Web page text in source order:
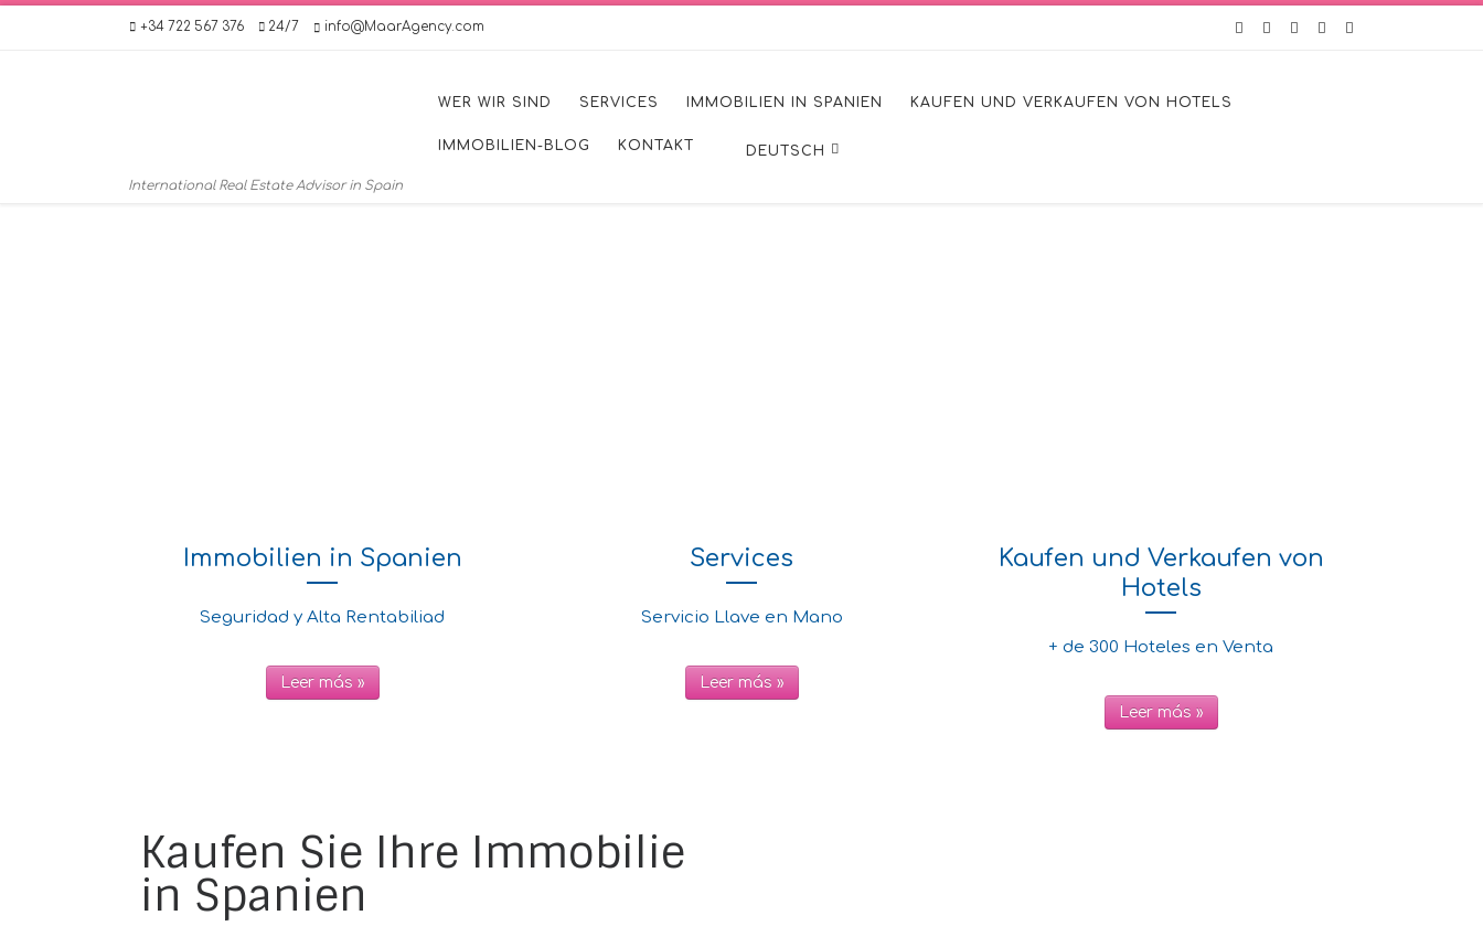
Zum Inhalt springen+34 722 567 376 24/7 info@MaarAgency.com
International Real Estate Advisor in Spain
WER WIR SIND SERVICES IMMOBILIEN IN SPANIEN KAUFEN UND VERKAUFEN VON HOTELS
IMMOBILIEN-BLOG KONTAKT DEUTSCH
Immobilien in Spanien
Seguridad y Alta Rentabiliad
Leer más »
Services
Servicio Llave en Mano
Leer más »
Kaufen und Verkaufen von
Hotels
+ de 300 Hoteles en Venta
Leer más »
Kaufen Sie Ihre Immobilie
in Spanien